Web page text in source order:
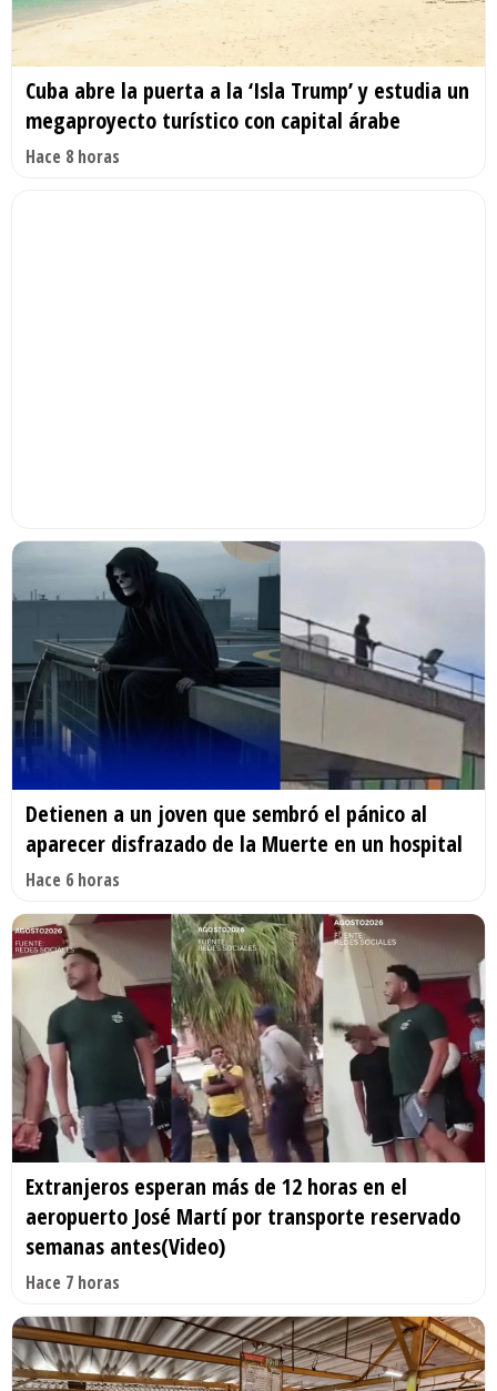
Cuba abre la puerta a la ‘Isla Trump’ y estudia un
megaproyecto turístico con capital árabe
Hace 8 horas
Detienen a un joven que sembró el pánico al
aparecer disfrazado de la Muerte en un hospital
Hace 6 horas
Extranjeros esperan más de 12 horas en el
aeropuerto José Martí por transporte reservado
semanas antes(Video)
Hace 7 horas